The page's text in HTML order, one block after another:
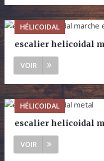
HÉLICOIDAL
escalier helicoidal
VOIR
HÉLICOIDAL
escalier helicoidal
VOIR